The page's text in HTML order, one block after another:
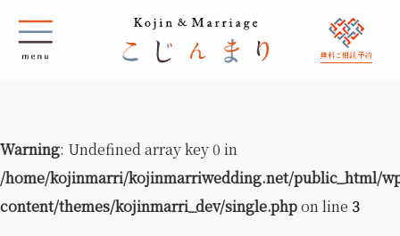
無料ご相談 予約
Warning: Undefined array key 0 in
/home/kojinmarri/kojinmarriwedding.net/public_html/
content/themes/kojinmarri_dev/single.phpon line 3